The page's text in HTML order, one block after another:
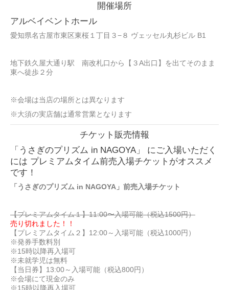
開催場所
アルベイベントホール
愛知県名古屋市東区東桜１丁目３−８ ヴェッセル丸杉ビル B1
地下鉄久屋大通り駅 南改札口から【３A出口】を出てそのまま
東へ徒歩２分
※会場は当店の場所とは異なります
※大須の実店舗は通常営業となります
チケット販売情報
「うさぎのプリズム in NAGOYA」 にご入場いただく
には プレミアムタイム前売入場チケットがオススメ
です！
「うさぎのプリズム in NAGOYA」前売入場チケット
【プレミアムタイム１】11:00〜入場可能（税込1500円）
売り切れました！！
【プレミアムタイム２】12:00～入場可能（税込1000円）
※発券手数料別
※15時以降再入場可
※未就学児は無料
【当日券】13:00～入場可能（税込800円）
※会場にて現金のみ
※15時以降再入場可